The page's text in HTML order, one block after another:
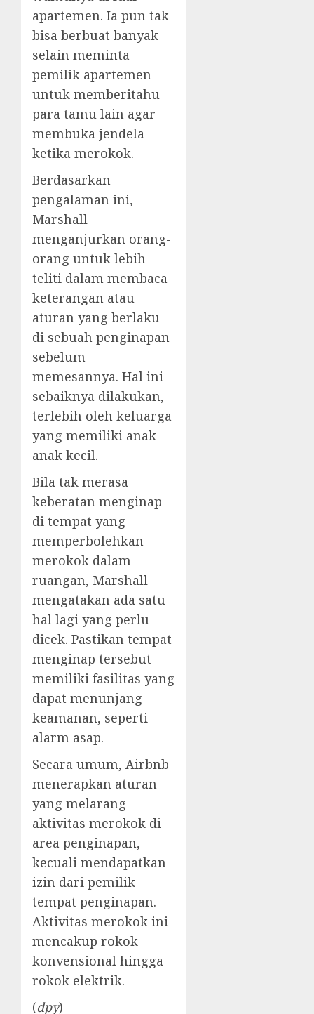
apartemen. Ia pun tak
bisa berbuat banyak
selain meminta
pemilik apartemen
untuk memberitahu
para tamu lain agar
membuka jendela
ketika merokok.
Berdasarkan
pengalaman ini,
Marshall
menganjurkan orang-
orang untuk lebih
teliti dalam membaca
keterangan atau
aturan yang berlaku
di sebuah penginapan
sebelum
memesannya. Hal ini
sebaiknya dilakukan,
terlebih oleh keluarga
yang memiliki anak-
anak kecil.
Bila tak merasa
keberatan menginap
di tempat yang
memperbolehkan
merokok dalam
ruangan, Marshall
mengatakan ada satu
hal lagi yang perlu
dicek. Pastikan tempat
menginap tersebut
memiliki fasilitas yang
dapat menunjang
keamanan, seperti
alarm asap.
Secara umum, Airbnb
menerapkan aturan
yang melarang
aktivitas merokok di
area penginapan,
kecuali mendapatkan
izin dari pemilik
tempat penginapan.
Aktivitas merokok ini
mencakup rokok
konvensional hingga
rokok elektrik.
(dpy)